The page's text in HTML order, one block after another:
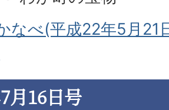
なべ(平成22年5月21
月16日号